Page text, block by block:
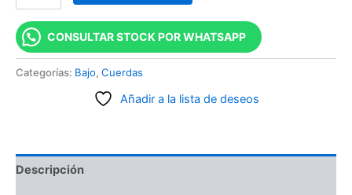
CONSULTAR STOCK POR WHATSAPP
Categorías: Bajo, Cuerdas
Añadir a la lista de deseos
Descripción